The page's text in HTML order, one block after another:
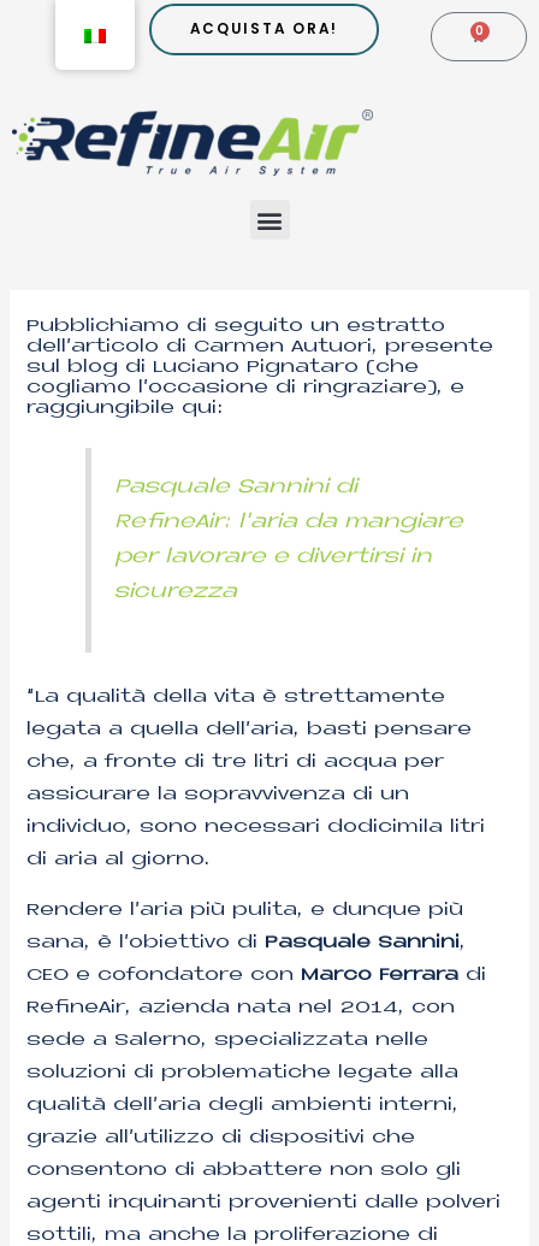
0
ACQUISTA ORA!
Menu
Pubblichiamo di seguito un estratto
dell’articolo di Carmen Autuori, presente
sul blog di Luciano Pignataro (che
cogliamo l’occasione di ringraziare), e
raggiungibile qui:
Pasquale Sannini di
RefineAir: l’aria da mangiare
per lavorare e divertirsi in
sicurezza
“La qualità della vita è strettamente
legata a quella dell’aria, basti pensare
che, a fronte di tre litri di acqua per
assicurare la sopravvivenza di un
individuo, sono necessari dodicimila litri
di aria al giorno.
Rendere l’aria più pulita, e dunque più
sana, è l’obiettivo di Pasquale Sannini,
CEO e cofondatore con Marco Ferrara di
RefineAir, azienda nata nel 2014, con
sede a Salerno, specializzata nelle
soluzioni di problematiche legate alla
qualità dell’aria degli ambienti interni,
grazie all’utilizzo di dispositivi che
consentono di abbattere non solo gli
agenti inquinanti provenienti dalle polveri
sottili, ma anche la proliferazione di